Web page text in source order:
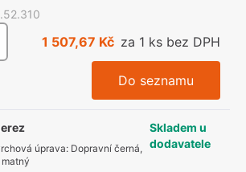
1 507,67 Kč za 1 ks bez DPH
Do seznamu
úprava: Dopravní černá,
matný
Skladem u
dodavatele